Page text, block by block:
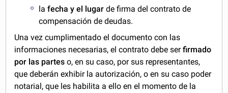
lafecha y el lugar de firma del contrato de
compensación de deudas.
Una vez cumplimentado el documento con las
informaciones necesarias, el contrato debe serfirmado
por las partes o, en su caso, por sus representantes,
que deberán exhibir la autorización, o en su caso poder
notarial, que les habilita a ello en el momento de la